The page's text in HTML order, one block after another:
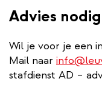
Advies
Wil je voor je een
Mail naar
stafdienst AD –